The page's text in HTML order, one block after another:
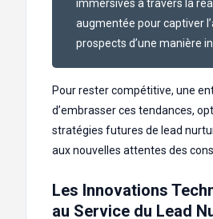
immersives à travers la
augmentée pour captiver
prospects d’une manière
Pour rester compétitive, une
d’embrasser ces tendances,
stratégies futures de lead
aux nouvelles attentes des
Les Innovations
au Service du Lead